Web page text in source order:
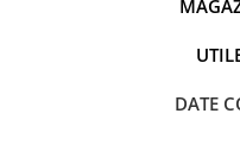
DATE